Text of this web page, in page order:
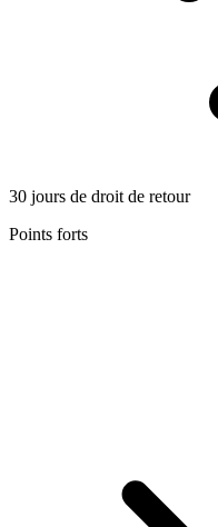
30 jours de droit de retour
Points forts